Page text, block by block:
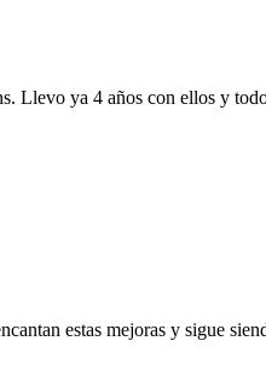
Llevo ya 4 años con ellos y
estas mejoras y sigue